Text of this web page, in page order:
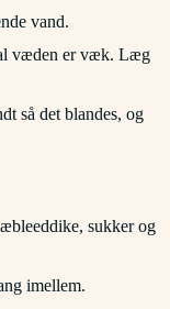
vand.
væden er væk. Læg
så det blandes, og
sukker og
imellem.